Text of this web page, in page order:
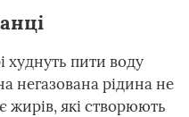
худнуть пити воду
негазована рідина не
жирів, які створюють